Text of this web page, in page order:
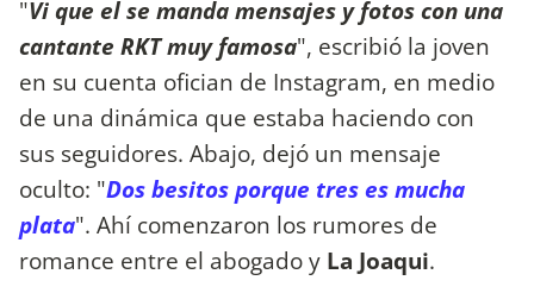
"Vi que el se manda mensajes y fotos con una
cantante RKT muy famosa", escribió la joven
en su cuenta ofician de Instagram, en medio
de una dinámica que estaba haciendo con
sus seguidores. Abajo, dejó un mensaje
oculto: "Dos besitos porque tres es mucha
plata". Ahí comenzaron los rumores de
romance entre el abogado y La Joaqui.